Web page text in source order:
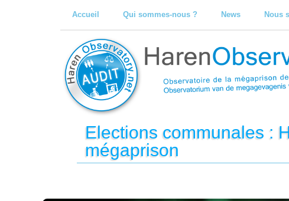
Accueil Qui sommes-nous ? News Nous
Elections communales :
mégaprison